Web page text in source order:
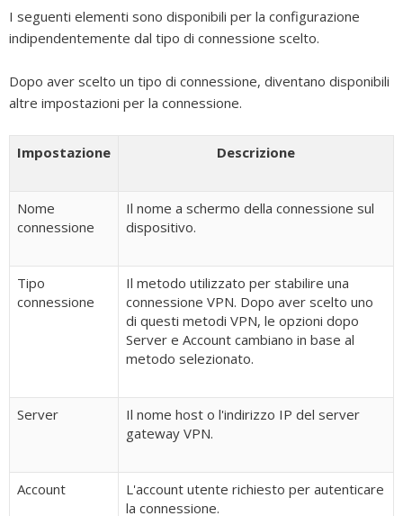
I seguenti elementi sono disponibili per la configurazione
indipendentemente dal tipo di connessione scelto.
Dopo aver scelto un tipo di connessione, diventano disponibili
altre impostazioni per la connessione.
Impostazione Descrizione
Nome
connessione
Il nome a schermo della connessione sul
dispositivo.
Tipo
connessione
Il metodo utilizzato per stabilire una
connessione VPN. Dopo aver scelto uno
di questi metodi VPN, le opzioni dopo
Server e Account cambiano in base al
metodo selezionato.
Server
Il nome host o l'indirizzo IP del server
gateway VPN.
Account
L'account utente richiesto per autenticare
la connessione.